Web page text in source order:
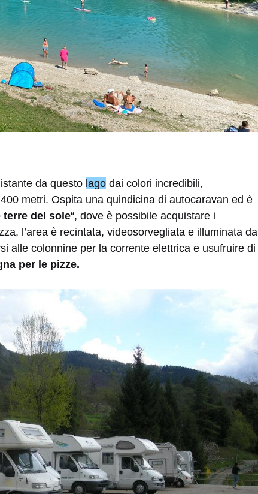
da questo lago dai colori incredibili,
metri. Ospita una quindicina di autocaravan ed è
terre del sole“, dove è possibile acquistare i
l’area è recintata, videosorvegliata e illuminata da
alle colonnine per la corrente elettrica e usufruire di
per le pizze.